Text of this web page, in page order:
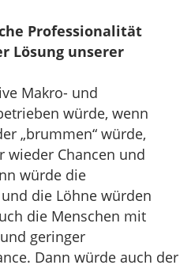
Professionalität
Lösung unserer
Makro- und
würde, wenn
„brummen“ würde,
wieder Chancen und
würde die
die Löhne würden
die Menschen mit
geringer
Dann würde auch der